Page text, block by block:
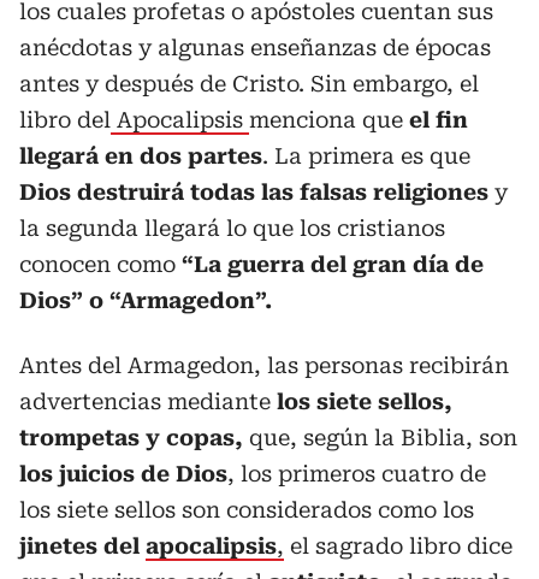
los cuales profetas o apóstoles cuentan sus
anécdotas y algunas enseñanzas de épocas
antes y después de Cristo. Sin embargo, el
libro del Apocalipsis menciona que el fin
llegará en dos partes. La primera es que
Dios destruirá todas las falsas religiones y
la segunda llegará lo que los cristianos
conocen como “La guerra del gran día de
Dios” o “Armagedon”.
Antes del Armagedon, las personas recibirán
advertencias mediante los siete sellos,
trompetas y copas, que, según la Biblia, son
los juicios de Dios, los primeros cuatro de
los siete sellos son considerados como los
jinetes del apocalipsis, el sagrado libro dice